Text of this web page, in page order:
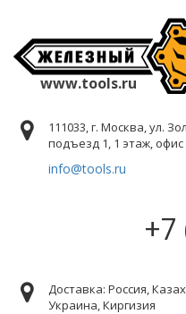
www.tools.ru
111033, г. Москва, ул.
подъезд 1, 1 этаж, офис
info@tools.ru
+7
Доставка: Россия,
Украина, Киргизия